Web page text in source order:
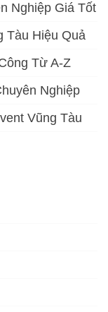
Nghiệp Giá Tốt
Tàu Hiệu Quả
Từ A-Z
Nghiệp
Vũng Tàu